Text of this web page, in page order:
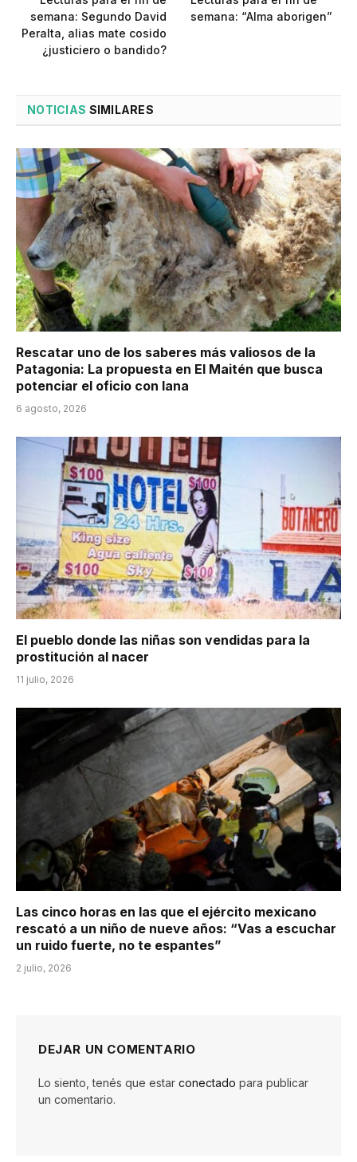
semana: Segundo David
Peralta, alias mate cosido
¿justiciero o bandido?
semana: “Alma aborigen”
NOTICIAS SIMILARES
Rescatar uno de los saberes más valiosos de la
Patagonia: La propuesta en El Maitén que busca
potenciar el oficio con lana
6 agosto, 2026
El pueblo donde las niñas son vendidas para la
prostitución al nacer
11 julio, 2026
Las cinco horas en las que el ejército mexicano
rescató a un niño de nueve años: “Vas a escuchar
un ruido fuerte, no te espantes”
2 julio, 2026
DEJAR UN COMENTARIO
Lo siento, tenés que estar conectado para publicar
un comentario.